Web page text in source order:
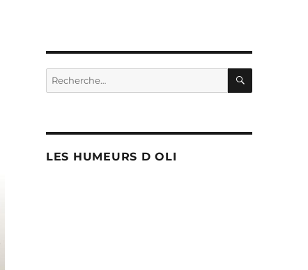
Recherche
pour :
LES HUMEURS D OLI